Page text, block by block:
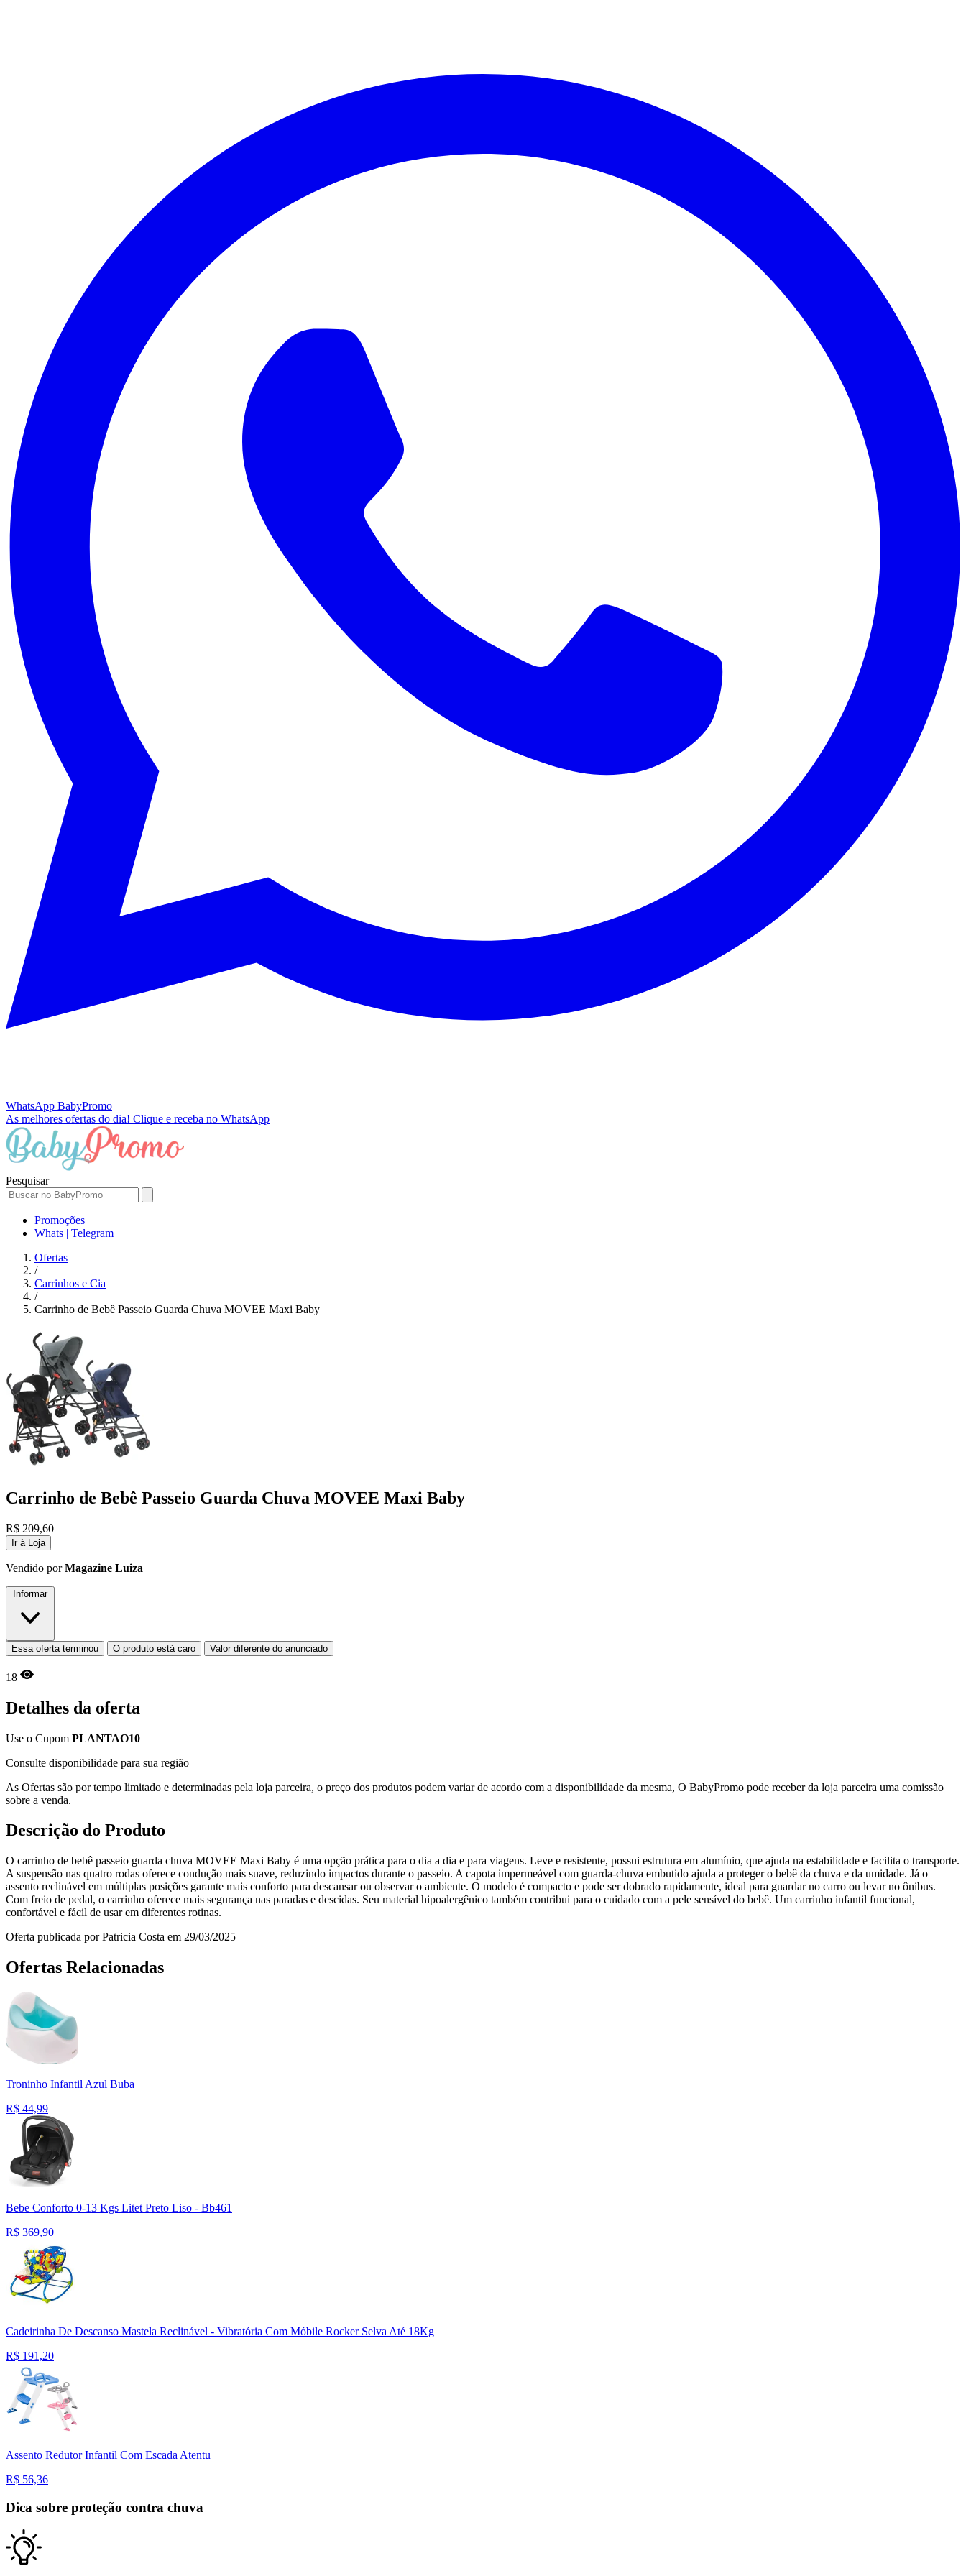
WhatsApp BabyPromo
As melhores ofertas do dia! Clique e receba no WhatsApp
Pesquisar
Promoções
Whats | Telegram
Ofertas
/
Carrinhos e Cia
/
Carrinho de Bebê Passeio Guarda Chuva MOVEE Maxi Baby
Carrinho de Bebê Passeio Guarda Chuva MOVEE Maxi Baby
R$ 209,60
Ir à Loja
Vendido porMagazine Luiza
Informar
Essa oferta terminou O produto está caro Valor diferente do anunciado
18
Detalhes da oferta
Use o Cupom PLANTAO10
Consulte disponibilidade para sua região
As Ofertas são por tempo limitado e determinadas pela loja parceira, o preço dos produtos podem variar de acordo com a disponibilidade da mesma, O BabyPromo pode receber da loja parceira uma comissão
sobre a venda.
Descrição do Produto
O carrinho de bebê passeio guarda chuva MOVEE Maxi Baby é uma opção prática para o dia a dia e para viagens. Leve e resistente, possui estrutura em alumínio, que ajuda na estabilidade e facilita o transporte.
A suspensão nas quatro rodas oferece condução mais suave, reduzindo impactos durante o passeio. A capota impermeável com guarda-chuva embutido ajuda a proteger o bebê da chuva e da umidade. Já o
assento reclinável em múltiplas posições garante mais conforto para descansar ou observar o ambiente. O modelo é compacto e pode ser dobrado rapidamente, ideal para guardar no carro ou levar no ônibus.
Com freio de pedal, o carrinho oferece mais segurança nas paradas e descidas. Seu material hipoalergênico também contribui para o cuidado com a pele sensível do bebê. Um carrinho infantil funcional,
confortável e fácil de usar em diferentes rotinas.
Oferta publicada por Patricia Costa em 29/03/2025
Ofertas Relacionadas
Troninho Infantil Azul Buba
R$ 44,99
Bebe Conforto 0-13 Kgs Litet Preto Liso - Bb461
R$ 369,90
Cadeirinha De Descanso Mastela Reclinável - Vibratória Com Móbile Rocker Selva Até 18Kg
R$ 191,20
Assento Redutor Infantil Com Escada Atentu
R$ 56,36
Dica sobre proteção contra chuva